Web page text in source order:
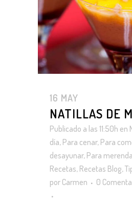
16 MAY
NATILLAS DE
Publicado a las 11:50h en
día, Para cenar, Para
desayunar, Para
Recetas, Recetas Blog,
por Carmen 0